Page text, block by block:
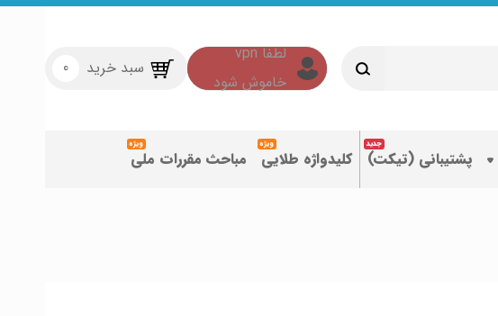
سبد خرید 0
پشتیبانی (تیکت) کلیدواژه طلایی مباحث مقررات ملی